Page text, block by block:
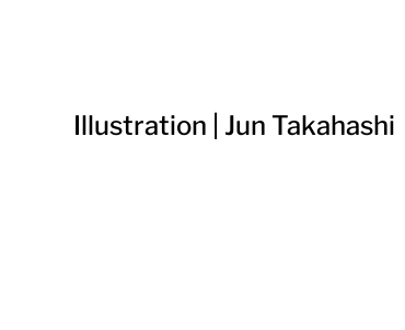
Illustration | Jun Takahashi